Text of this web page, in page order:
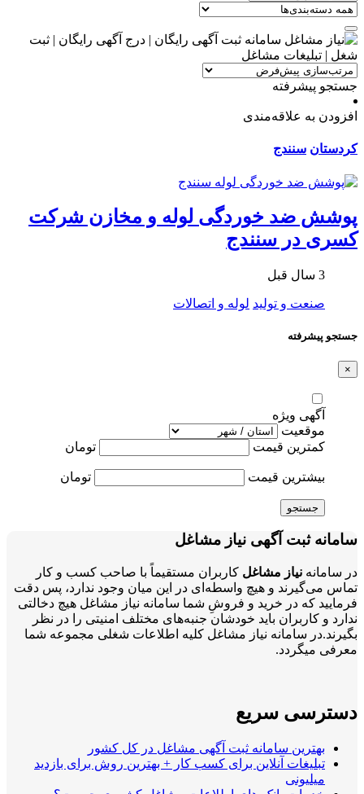
جستجو پیشرفته
افزودن به علاقه‌مندی
کردستان سنندج
پوشش ضد خوردگی لوله و مخازن شرکت
کسری در سنندج
3 سال قبل
صنعت و تولید لوله و اتصالات
جستجو پیشرفته
×
آگهی ویژه
موقعیت
کمترین قیمت
تومان
بیشترین قیمت تومان
جستجو
سامانه ثبت آگهی نیاز مشاغل
در سامانه نیاز مشاغل کاربران مستقیماً با صاحب کسب و کار
تماس می‌گیرند و هیچ واسطه‌ای در این میان وجود ندارد، پس دقت
فرمایید که در خرید و فروشِ شما سامانه نیاز مشاغل هیچ دخالتی
ندارد و کاربران باید خودشان جنبه‌های مختلف امنیتی را در نظر
بگیرند.در سامانه نیاز مشاغل کلیه اطلاعات شغلی مجموعه شما
معرفی میگردد.
دسترسی سریع
بهترین سامانه ثبت آگهی مشاغل در کل کشور
تبلیغات آنلاین برای کسب کار + بهترین روش برای بازدید
میلیونی